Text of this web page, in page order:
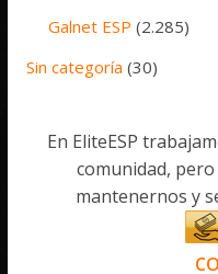
Galnet ESP (2.285)
Sin categoría (30)
En EliteESP
comunidad,
mantenernos y